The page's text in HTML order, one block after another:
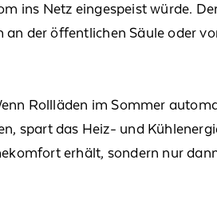
ins Netz eingespeist würde.
an der öffentlichen Säule oder
Rollläden im Sommer
spart das Heiz- und
erhält, sondern nur